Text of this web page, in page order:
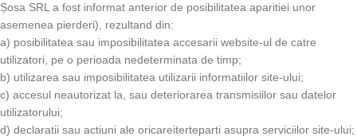
Șosa SRL a fost informat anterior de posibilitatea aparitiei unor
asemenea pierderi), rezultand din:
a) posibilitatea sau imposibilitatea accesarii website-ul de catre
utilizatori, pe o perioada nedeterminata de timp;
b) utilizarea sau imposibilitatea utilizarii informatiilor site-ului;
c) accesul neautorizat la, sau deteriorarea transmisiilor sau datelor
utilizatorului;
d) declaratii sau actiuni ale oricareiterteparti asupra serviciilor site-ului;